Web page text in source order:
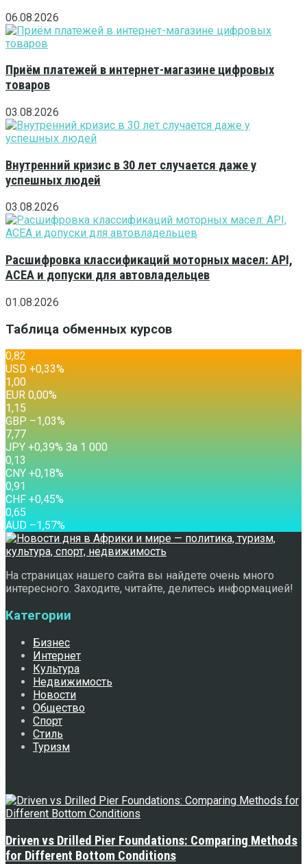
06.08.2026
Приём платежей в интернет-магазине цифровых
товаров
03.08.2026
Внутренний кризис в 30 лет случается даже у
успешных людей
03.08.2026
Расшифровка классификаций моторных масел: API,
ACEA и допуски для автовладельцев
01.08.2026
Таблица обменных курсов
0,82
USD +0,33%
1,00
EUR 0,00%
1,15
GBP –1,03%
7,77
JPY +0,39% За 1 000
0,13
CNY +0,18%
0,91
CHF +0,45%
0,65
AUD –1,57%
На страницах нашего сайта вы найдете очень много
интересного. Заходите, читайте, делитесь информацией!
Категории
Бизнес
Интернет
Культура
Недвижимость
Новости
Общество
Спорт
Стиль
Туризм
Driven vs Drilled Pier Foundations: Comparing Methods
for Different Bottom Conditions